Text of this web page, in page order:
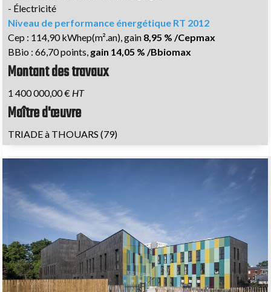
- Électricité
Niveau de performance énergétique RT 2012
Cep : 114,90 kWhep(m².an), gain 8,95 % /Cepmax
BBio : 66,70 points, gain 14,05 % /Bbiomax
Montant des travaux
1 400 000,00 € HT
Maître d'œuvre
TRIADE à THOUARS (79)